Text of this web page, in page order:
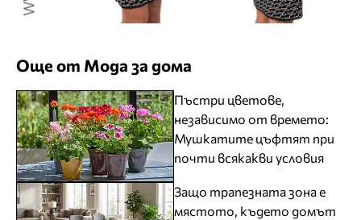
Още от Мода за дома
Пъстри цветове,
независимо от времето:
Мушкатите цъфтят при
почти всякакви условия
Защо трапезната зона е
мястото, където домът